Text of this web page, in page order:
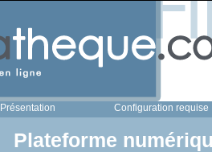
Présentation Configuration requise
Plateforme